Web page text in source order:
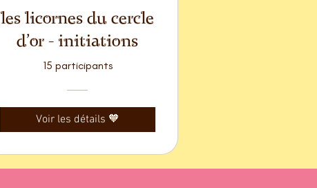
les licornes du cercle
d'or - initiations
15 participants
Voir les détails 🧡